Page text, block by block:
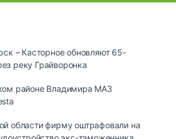
– Касторное обновляют 65-
реку Грайворонка
районе Владимира МАЗ
области фирму оштрафовали на